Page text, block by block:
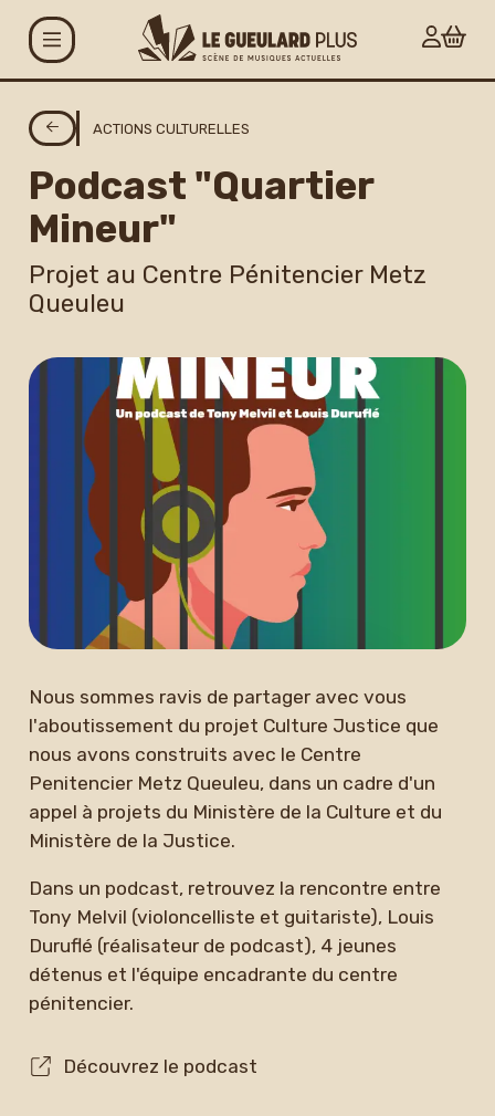
Aller au contenu principal
ACTIONS CULTURELLES
Podcast "Quartier
Mineur"
Projet au Centre Pénitencier Metz
Queuleu
Nous sommes ravis de partager avec vous
l'aboutissement du projet Culture Justice que
nous avons construits avec le Centre
Penitencier Metz Queuleu, dans un cadre d'un
appel à projets du Ministère de la Culture et du
Ministère de la Justice.
Dans un podcast, retrouvez la rencontre entre
Tony Melvil (violoncelliste et guitariste), Louis
Duruflé (réalisateur de podcast), 4 jeunes
détenus et l'équipe encadrante du centre
pénitencier.
Découvrez le podcast
Agenda
Projets
Le Gueulard Plus
Accueil et infos
pratiques
Actualités
Espace artistes
Carte G+ et Studio+
Newsletter